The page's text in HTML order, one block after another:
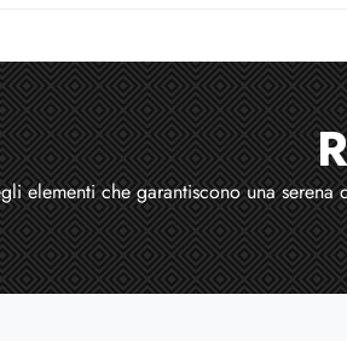
elementi che garantiscono una